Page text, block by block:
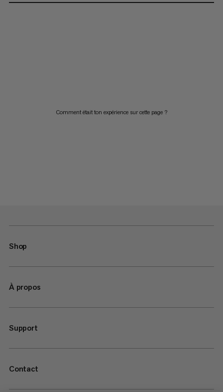
Comment était ton expérience sur cette page ?
Shop
À propos
Support
Contact